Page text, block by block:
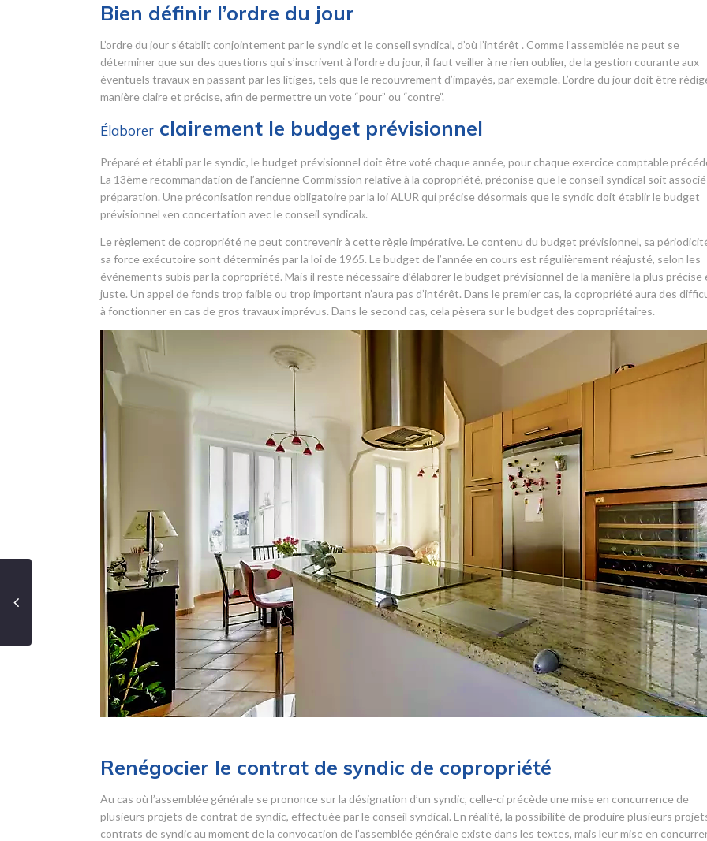
Bien définir l’ordre du jour
L’ordre du jour s’établit conjointement par le syndic et le conseil syndical, d’où l’intérêt . Comme l’assemblée ne peut se
déterminer que sur des questions qui s’inscrivent à l’ordre du jour, il faut veiller à ne rien oublier, de la gestion courante aux
éventuels travaux en passant par les litiges, tels que le recouvrement d’impayés, par exemple. L’ordre du jour doit être
manière claire et précise, afin de permettre un vote “pour” ou “contre”.
Élaborer clairement le budget prévisionnel
Préparé et établi par le syndic, le budget prévisionnel doit être voté chaque année, pour chaque exercice comptable
La 13ème recommandation de l’ancienne Commission relative à la copropriété, préconise que le conseil syndical soit associé
préparation. Une préconisation rendue obligatoire par la loi ALUR qui précise désormais que le syndic doit établir le budget
prévisionnel «en concertation avec le conseil syndical».
Le règlement de copropriété ne peut contrevenir à cette règle impérative. Le contenu du budget prévisionnel, sa
sa force exécutoire sont déterminés par la loi de 1965. Le budget de l’année en cours est régulièrement réajusté, selon les
événements subis par la copropriété. Mais il reste nécessaire d’élaborer le budget prévisionnel de la manière la plus précise
juste. Un appel de fonds trop faible ou trop important n’aura pas d’intérêt. Dans le premier cas, la copropriété aura des
à fonctionner en cas de gros travaux imprévus. Dans le second cas, cela pèsera sur le budget des copropriétaires.
Renégocier le contrat de syndic de copropriété
Au cas où l’assemblée générale se prononce sur la désignation d’un syndic, celle-ci précède une mise en concurrence de
plusieurs projets de contrat de syndic, effectuée par le conseil syndical. En réalité, la possibilité de produire plusieurs
contrats de syndic au moment de la convocation de l’assemblée générale existe dans les textes, mais leur mise en